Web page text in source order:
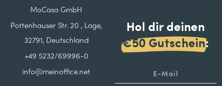
MoCasa GmbH
Pottenhauser Str. 20 , Lage,
32791, Deutschland
+49 5232/69996-0
info@meinoffice.net
Hol dir deinen
€50 Gutschein: